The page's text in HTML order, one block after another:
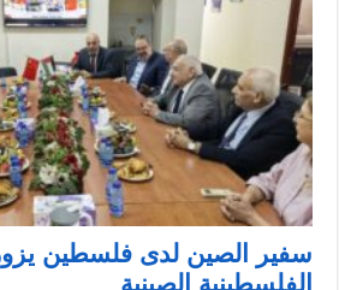
سفير الصين لدى فلسطين
الفلسطينية الصينية